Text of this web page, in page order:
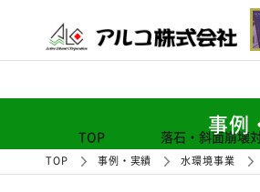
TOP 落石・斜面崩壊
事例
TOP 事例・実績 水環境事業